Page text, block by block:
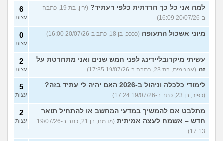
למה אני כל כך חרדתית כלפי העתיד?
(ירין, בת 19, כתבה
ב-20/07/26 16:09)
6
עצות
מיוני אשכול התעופה (ככככ, בן 18, כתב ב-20/07/26 16:00) 0
עצות
עשיתי מיקרובליידינג לפני חמש שנים ואני מתחרטת על
זה (אנונימית, בת 23, כתבה ב-19/07/26 17:35)
2
עצות
לימודי כלכלה וניהול ב-2026 האם יהיה לי עתיד בזה?
(כפיר, בן 23, כתב ב-19/07/26 17:24)
5
עצות
מתלבט אם להמשיך במדעי המחשב או להתחיל תואר
חדש – אשמח לעצה אמיתית
(מדמח, בן 21, כתב ב-19/07/26
17:13)
2
עצות